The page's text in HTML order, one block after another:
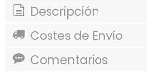
Descripción
Costes de Envío
Comentarios